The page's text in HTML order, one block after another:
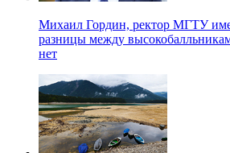
Михаил Гордин, ректор МГТУ
разницы между
нет